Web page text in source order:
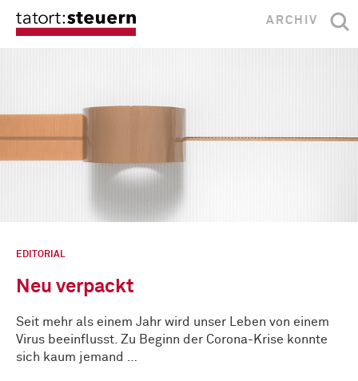
ARCHIV
EDITORIAL
Neu verpackt
Seit mehr als einem Jahr wird unser Leben von einem
Virus beeinflusst. Zu Beginn der Corona-Krise konnte
sich kaum jemand …